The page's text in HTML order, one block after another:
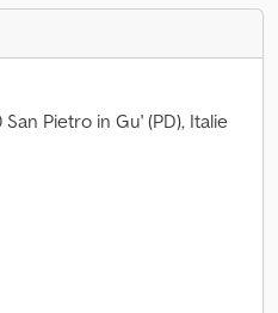
Pietro in Gu' (PD), Italie